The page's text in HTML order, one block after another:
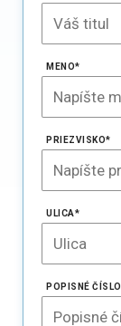
MENO*
PRIEZVISKO*
ULICA*
POPISNÉ ČÍSLO